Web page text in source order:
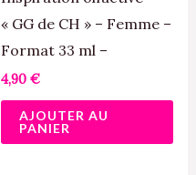
« GG de CH » – Femme –
Format 33 ml –
4,90 €
AJOUTER AU
PANIER